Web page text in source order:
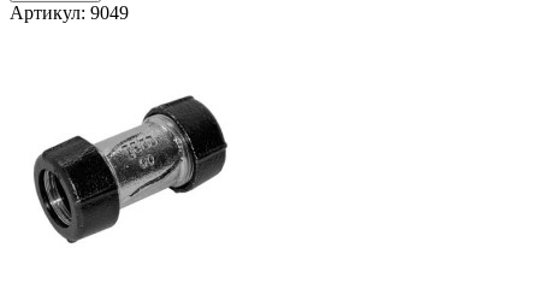
Артикул: 9049